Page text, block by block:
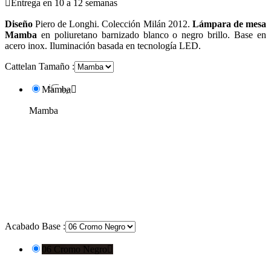
Entrega en 10 a 12 semanas
Diseño Piero de Longhi. Colección Milán 2012. Lámpara de mesa
Mamba en poliuretano barnizado blanco o negro brillo. Base en
acero inox. Iluminación basada en tecnología LED.
Cattelan Tamaño :
Mamba
Mamba
Acabado Base :
06 Cromo Negro 